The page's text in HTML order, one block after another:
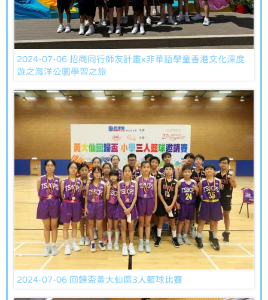
2024-07-06 招商同行師友計畫x非華語學童香港文化深度
遊之海洋公園學習之旅
2024-07-06 回歸盃黃大仙區3人籃球比賽